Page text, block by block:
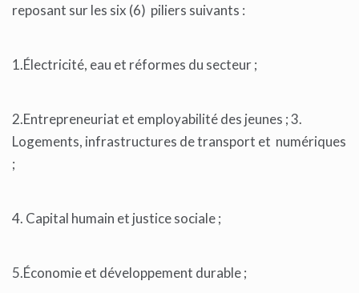
reposant sur les six (6) piliers suivants :
1.Électricité, eau et réformes du secteur ;
2.Entrepreneuriat et employabilité des jeunes ; 3.
Logements, infrastructures de transport et numériques
;
4. Capital humain et justice sociale ;
5.Économie et développement durable ;